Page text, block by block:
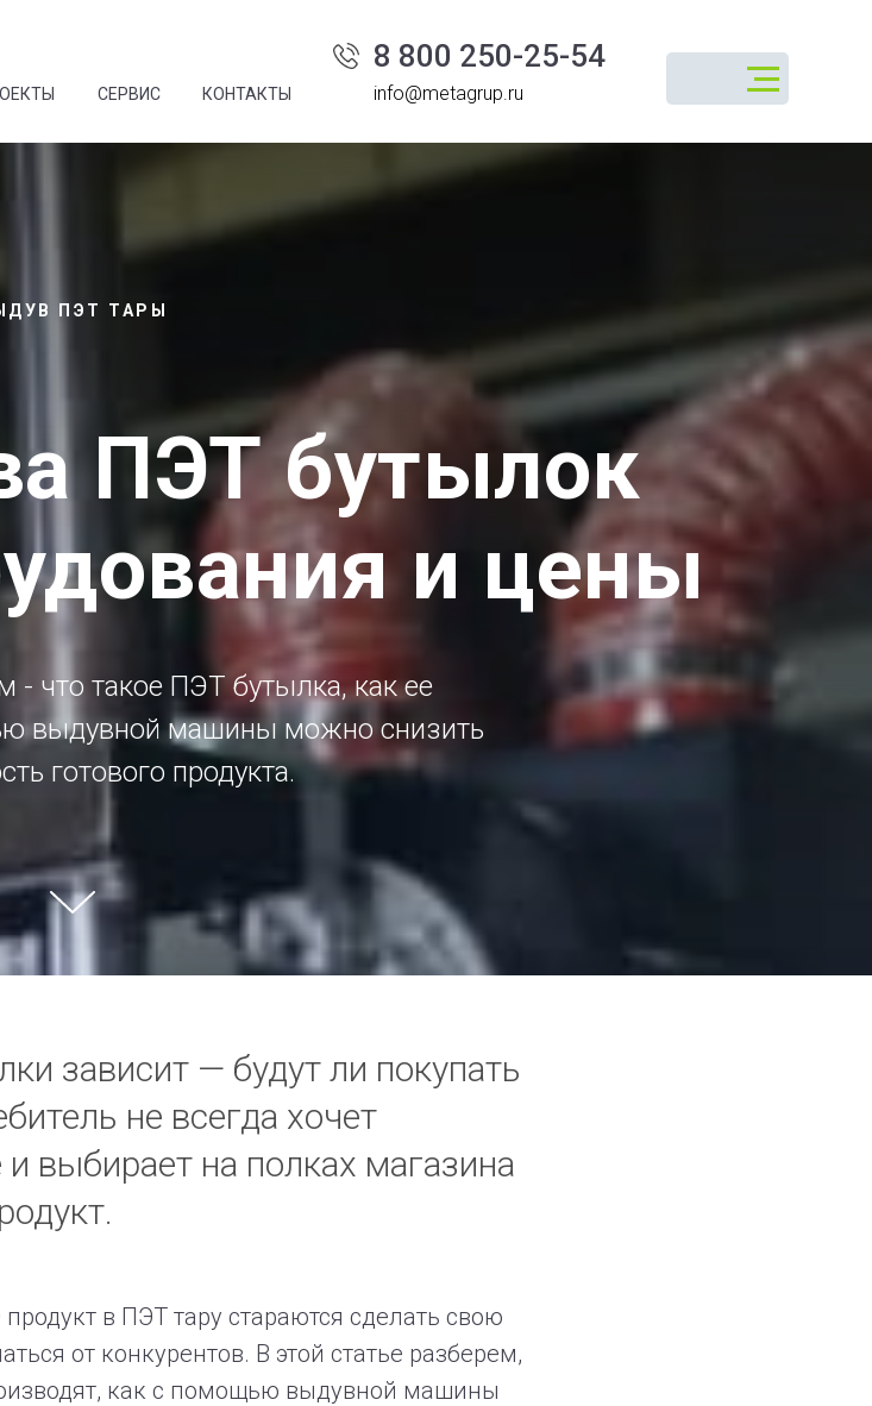
8 800 250-25-54
info@metagrup.ru
СЕРВИС КОНТАКТЫ
ПЭТ ТАРЫ
ПЭТ бутылок
и цены
- что такое ПЭТ бутылка, как ее
выдувной машины можно снизить
готового продукта.
зависит — будут ли покупать
не всегда хочет
и выбирает на полках магазина
в ПЭТ тару стараются сделать свою
от конкурентов. В этой статье разберем,
как с помощью выдувной машины